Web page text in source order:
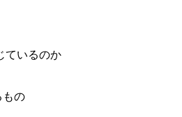
ているのか
もの